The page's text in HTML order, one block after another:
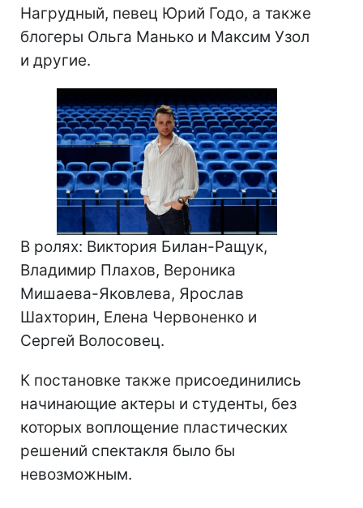
Нагрудный, певец Юрий Годо, а также
блогеры Ольга Манько и Максим Узол
и другие.
В ролях: Виктория Билан-Ращук,
Владимир Плахов, Вероника
Мишаева-Яковлева, Ярослав
Шахторин, Елена Червоненко и
Сергей Волосовец.
К постановке также присоединились
начинающие актеры и студенты, без
которых воплощение пластических
решений спектакля было бы
невозможным.